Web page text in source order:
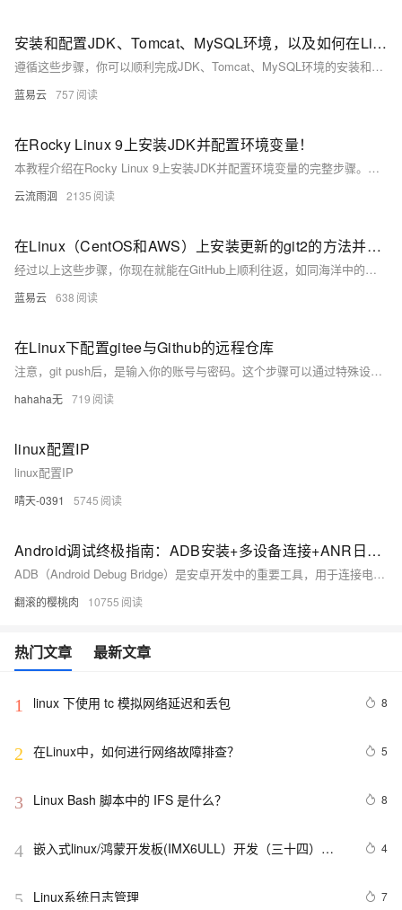
安装和配置JDK、Tomcat、MySQL环境，以及如何在Linux下更改后端端口。
遵循这些步骤，你可以顺利完成JDK、Tomcat、MySQL环境的安装和配置，并在Linux下更改后端端口。祝你顺利！
蓝易云 757
在Rocky Linux 9上安装JDK并配置环境变量！
本教程介绍在Rocky Linux 9上安装JDK并配置环境变量的完整步骤。首先更新系统，清理旧版本JDK相关包及残留文件，确保环境干净。接着搜索并安装所需版本的JDK（如OpenJDK 17），验证安装是否成功。然后查找JDK安装路径，配置全局环境变量`JAVA_HOME`和`PATH`，最后验证环境变量设置。按照此流程操作，可顺利完成Java开发环境搭建，支持多版本切换（如JDK 8/11/17）。生产环境请谨慎操作，避免影响现有服务。
云流雨洄 2135
在Linux（CentOS和AWS）上安装更新的git2的方法并配置github-ssh
经过以上这些步骤，你现在就能在GitHub上顺利往返，如同海洋中的航海者自由驰骋。欢迎你加入码农的世界，享受这编程的乐趣吧！
蓝易云 638
在Linux下配置gitee与Github的远程仓库
注意，git push后，是输入你的账号与密码。这个步骤可以通过特殊设置省去，但是一开始还是不要太省。
hahaha无 719
linux配置IP
linux配置IP
晴天-0391 5745
Android调试终极指南：ADB安装+多设备连接+ANR日志抓取全流程解析，覆盖环境变量配置/多设备调试/ANR日志分析全流程，附Win/Mac/Linux三平台解决方案
ADB（Android Debug Bridge）是安卓开发中的重要工具，用于连接电脑与安卓设备，实现文件传输、应用管理、日志抓取等功能。本文介绍了 ADB 的基本概念、安装配置及常用命令。包括：1) 基本命令如 `adb version` 和 `adb devices`；2) 权限操作如 `adb root` 和 `adb shell`；3) APK 操作如安装、卸载应用；4) 文件传输如 `adb push` 和 `adb pull`；5) 日志记录如 `adb logcat`；6) 系统信息获取如屏幕截图和录屏。通过这些功能，用户可高效调试和管理安卓设备。
翻滚的樱桃肉 10755
热门文章 最新文章
1 linux 下使用 tc 模拟网络延迟和丢包 8
2 5
3 Linux Bash 脚本中的 IFS 是什么？ 8
4 嵌入式linux/鸿蒙开发板(IMX6ULL）开发（三十四）
4
5 Linux系统日志管理 7